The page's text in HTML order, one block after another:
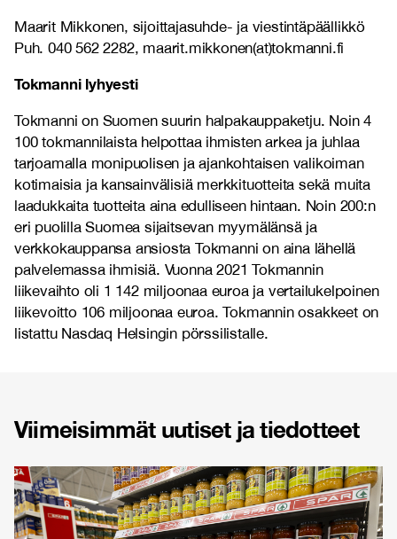
Maarit Mikkonen, sijoittajasuhde- ja viestintäpäällikkö
Puh. 040 562 2282, maarit.mikkonen(at)tokmanni.fi
Tokmanni lyhyesti
Tokmanni on Suomen suurin halpakauppaketju. Noin 4
100 tokmannilaista helpottaa ihmisten arkea ja juhlaa
tarjoamalla monipuolisen ja ajankohtaisen valikoiman
kotimaisia ja kansainvälisiä merkkituotteita sekä muita
laadukkaita tuotteita aina edulliseen hintaan. Noin 200:n
eri puolilla Suomea sijaitsevan myymälänsä ja
verkkokauppansa ansiosta Tokmanni on aina lähellä
palvelemassa ihmisiä. Vuonna 2021 Tokmannin
liikevaihto oli 1 142 miljoonaa euroa ja vertailukelpoinen
liikevoitto 106 miljoonaa euroa.Tokmannin osakkeet on
listattu Nasdaq Helsingin pörssilistalle.
Viimeisimmät uutiset ja tiedotteet